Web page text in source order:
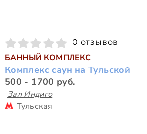
0 отзывов
БАННЫЙ КОМПЛЕКС
Комплекс саун на Тульской
500 - 1700 руб.
Зал Индиго
Тульская